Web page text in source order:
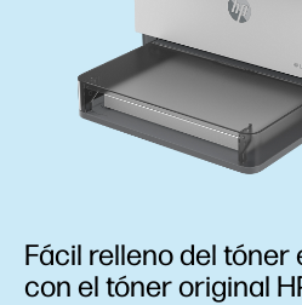
Fácil relleno del tóner
con el tóner original